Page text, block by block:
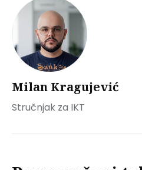
Milan Kragujević
Stručnjak za IKT